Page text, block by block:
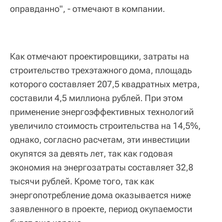
оправданно", - отмечают в компании.
Как отмечают проектировщики, затраты на
строительство трехэтажного дома, площадь
которого составляет 207,5 квадратных метра,
составили 4,5 миллиона рублей. При этом
применение энергоэффективных технологий
увеличило стоимость строительства на 14,5%,
однако, согласно расчетам, эти инвестиции
окупятся за девять лет, так как годовая
экономия на энергозатраты составляет 32,8
тысячи рублей. Кроме того, так как
энергопотребление дома оказывается ниже
заявленного в проекте, период окупаемости